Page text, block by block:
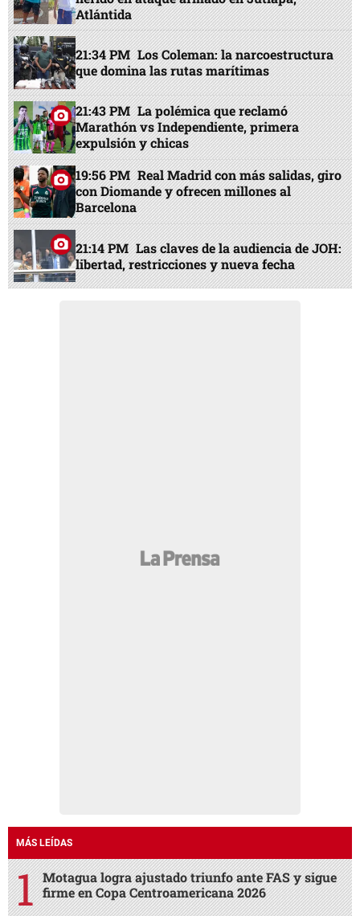
Atlántida
21:34 PM Los Coleman: la narcoestructura
que domina las rutas marítimas
21:43 PM La polémica que reclamó
Marathón vs Independiente, primera
expulsión y chicas
19:56 PM Real Madrid con más salidas, giro
con Diomande y ofrecen millones al
Barcelona
21:14 PM Las claves de la audiencia de JOH:
libertad, restricciones y nueva fecha
MÁS LEÍDAS
Motagua logra ajustado triunfo ante FAS y sigue
firme en Copa Centroamericana 2026